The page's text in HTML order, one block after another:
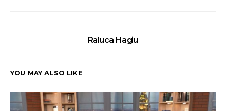
Raluca Hagiu
YOU MAY ALSO LIKE